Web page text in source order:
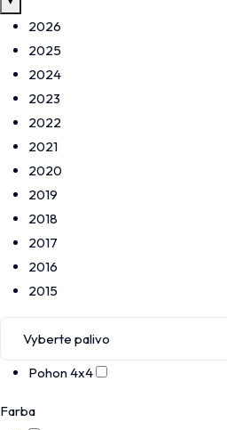
2026
2025
2024
2023
2022
2021
2020
2019
2018
2017
2016
2015
Pohon 4x4
Farba